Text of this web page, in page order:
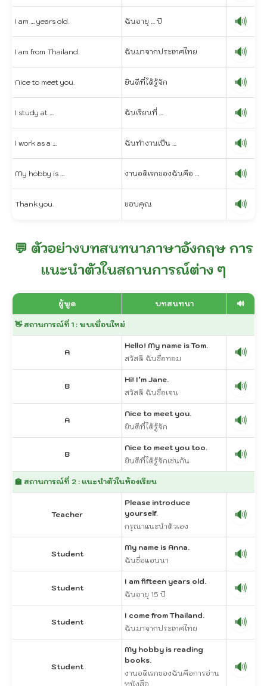
I am … years old. ฉันอายุ … ปี 🔊
I am from Thailand. ฉันมาจากประเทศไทย 🔊
Nice to meet you. ยินดีที่ได้รู้จัก 🔊
I study at … ฉันเรียนที่ … 🔊
I work as a … ฉันทำงานเป็น … 🔊
My hobby is … งานอดิเรกของฉันคือ … 🔊
Thank you. ขอบคุณ 🔊
💬 ตัวอย่างบทสนทนาภาษาอังกฤษ การ
แนะนำตัวในสถานการณ์ต่าง ๆ
ผู้พูด บทสนทนา 🔊
👋 สถานการณ์ที่ 1 : พบเพื่อนใหม่
A
Hello! My name is Tom.
สวัสดี ฉันชื่อทอม
🔊
B
Hi! I’m Jane.
สวัสดี ฉันชื่อเจน
🔊
A
Nice to meet you.
ยินดีที่ได้รู้จัก
🔊
B
Nice to meet you too.
ยินดีที่ได้รู้จักเช่นกัน
🔊
🏫 สถานการณ์ที่ 2 : แนะนำตัวในห้องเรียน
Teacher
Please introduce
yourself.
กรุณาแนะนำตัวเอง
🔊
Student
My name is Anna.
ฉันชื่อแอนนา
🔊
Student
I am fifteen years old.
ฉันอายุ 15 ปี
🔊
Student
I come from Thailand.
ฉันมาจากประเทศไทย
🔊
Student
My hobby is reading
books.
งานอดิเรกของฉันคือการอ่าน
หนังสือ
🔊